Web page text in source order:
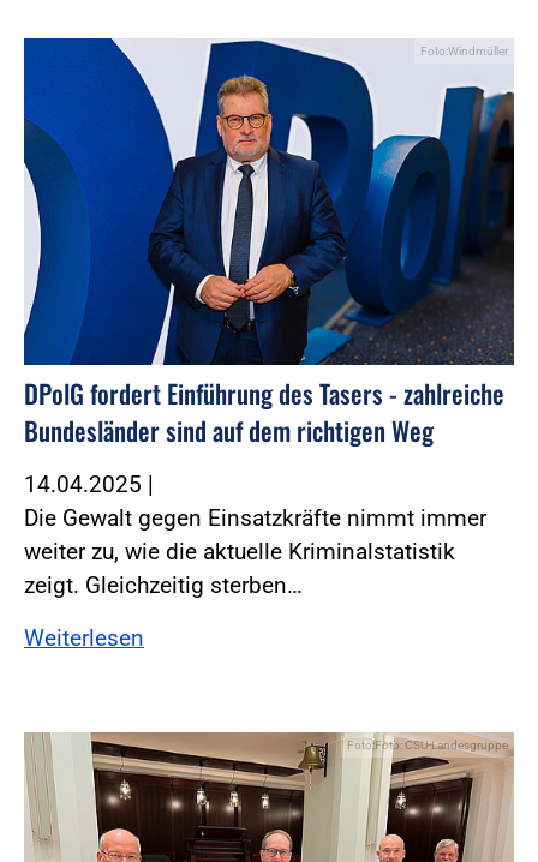
Foto:Windmüller
DPolG fordert Einführung des Tasers - zahlreiche
Bundesländer sind auf dem richtigen Weg
14.04.2025 |
Die Gewalt gegen Einsatzkräfte nimmt immer
weiter zu, wie die aktuelle Kriminalstatistik
zeigt. Gleichzeitig sterben…
Weiterlesen
Foto:Foto: CSU-Landesgruppe